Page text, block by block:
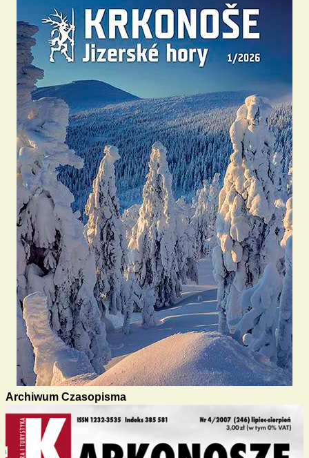
Archiwum Czasopisma